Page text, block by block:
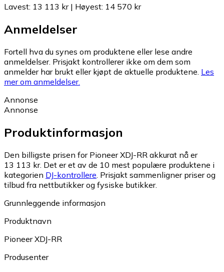
Lavest: 13 113 kr| Høyest: 14 570 kr
Anmeldelser
Fortell hva du synes om produktene eller lese andre
anmeldelser. Prisjakt kontrollerer ikke om dem som
anmelder har brukt eller kjøpt de aktuelle produktene. Les
mer om anmeldelser.
Annonse
Annonse
Produktinformasjon
Den billigste prisen for Pioneer XDJ-RR akkurat nå er
13 113 kr. Det er et av de 10 mest populære produktene i
kategorien DJ-kontrollere Prisjakt sammenligner priser og
tilbud fra nettbutikker og fysiske butikker.
Grunnleggende informasjon
Produktnavn
Pioneer XDJ-RR
Produsenter